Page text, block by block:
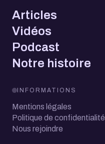
Articles
Vidéos
Podcast
Notre histoire
INFORMATIONS
Mentions légales
Politique de confidentialité
Nous rejoindre